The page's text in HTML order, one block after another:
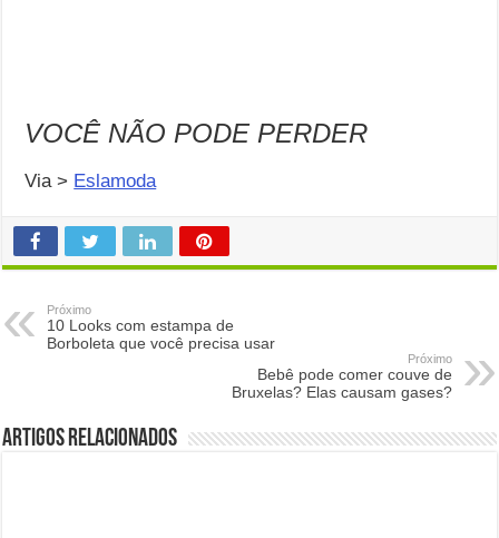
VOCÊ NÃO PODE PERDER
Via > Eslamoda
Próximo
10 Looks com estampa de
Borboleta que você precisa usar
Próximo
Bebê pode comer couve de
Bruxelas? Elas causam gases?
Artigos Relacionados